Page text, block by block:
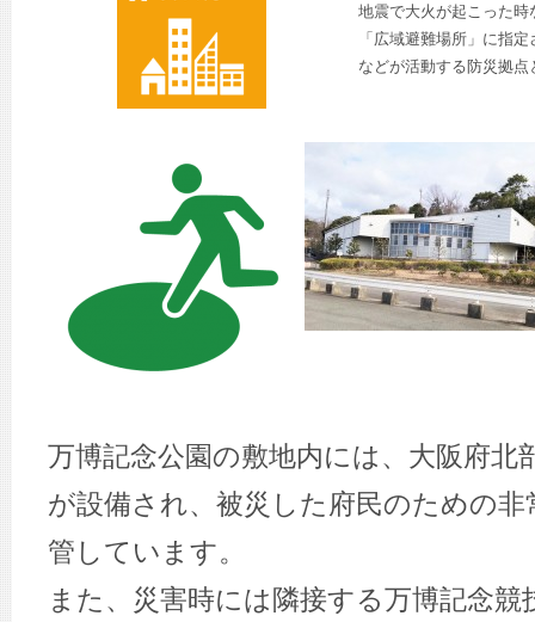
地震で大火が起こった
「広域避難場所」に指
などが活動する防災拠
万博記念公園の敷地内には、大阪府北
が設備され、被災した府民のための
管しています。
また、災害時には隣接する万博記念